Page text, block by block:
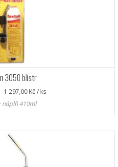
3050 blistr
1 297,00 Kč / ks
náplň 410ml